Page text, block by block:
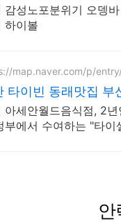
감성노포분위기 오뎅
하이볼
map.naver.com/p/
타이빈 동래맛집 부
아세안월드음식점, 2
부에서 수여하는 "타
안